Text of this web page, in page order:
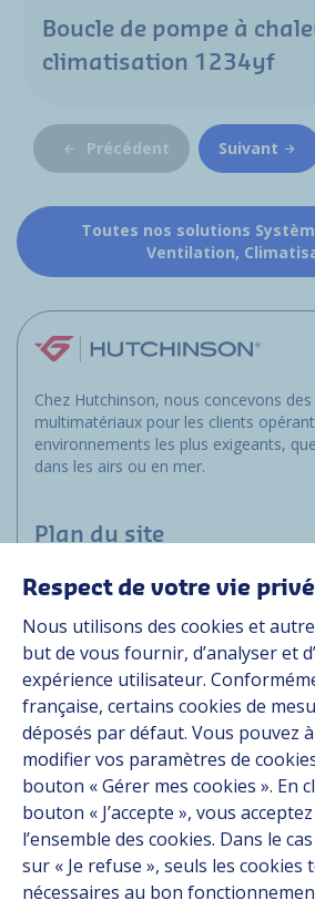
Boucle de pompe à
climatisation 1234yf
Précédent Suivant
Toutes nos solutions
Ventilation,
Chez Hutchinson, nous concevons
multimatériaux pour les clients
environnements les plus exigeants,
dans les airs ou en mer.
Plan du site
Applications
Solutions
Ressources
À propos
Carrière
Contact
Suivez-nous
Linkedin
Respect de votre vie
Nous utilisons des cookies et
but de vous fournir, d’analyser et
expérience utilisateur.
française, certains cookies de
déposés par défaut. Vous pouvez
modifier vos paramètres de
bouton « Gérer mes cookies ». En
bouton « J’accepte », vous
l’ensemble des cookies. Dans le
sur « Je refuse », seuls les cookies
nécessaires au bon